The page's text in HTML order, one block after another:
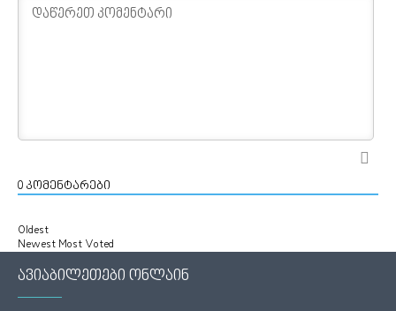
0 კომენტარები
Oldest
Newest Most Voted
ავიაბილეთები ონლაინ